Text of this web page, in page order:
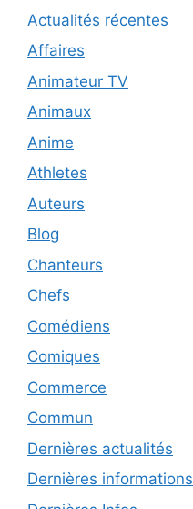
Actualités récentes
Affaires
Animateur TV
Animaux
Anime
Athletes
Auteurs
Blog
Chanteurs
Chefs
Comédiens
Comiques
Commerce
Commun
Dernières actualités
Dernières informations